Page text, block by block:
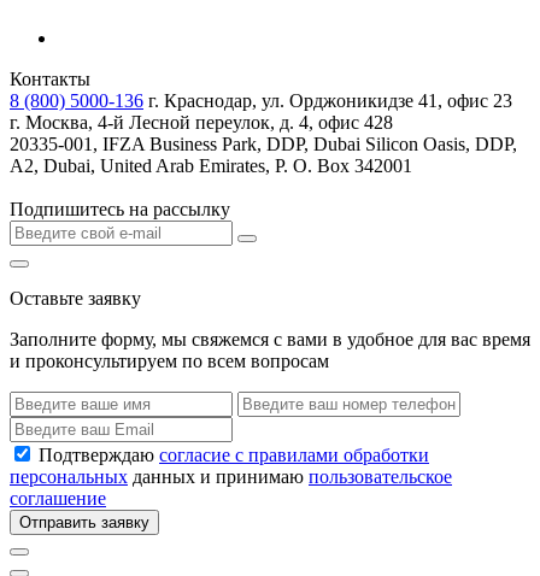
Контакты
8 (800) 5000-136 г. Краснодар, ул. Орджоникидзе 41, офис 23
г. Москва, 4-й Лесной переулок, д. 4, офис 428
20335-001, IFZA Business Park, DDP, Dubai Silicon Oasis, DDP,
A2, Dubai, United Arab Emirates, P. O. Box 342001
Подпишитесь на рассылку
Оставьте заявку
Заполните форму, мы свяжемся с вами в удобное для вас время
и проконсультируем по всем вопросам
Подтверждаю согласие с правилами обработки
персональных данных и принимаю пользовательское
соглашение
Отправить заявку